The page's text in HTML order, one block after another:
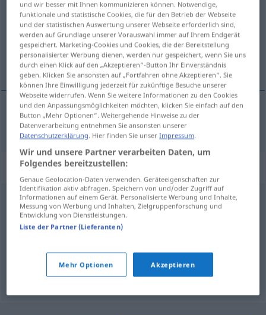
Übersicht aller Übersetzungen
(Für mehr Details die Übersetzung anklicken/antippen)
małpować
małpować nachäffen
Synonyme für "nachäffen"
nachmachen,imitieren,abkupfern (ugs.),nachahmen
veräppeln (ugs.)
und wir besser mit Ihnen kommunizieren können. Notwendige,
funktionale und statistische Cookies, die für den Betrieb der Webseite
und der statistischen Auswertung unserer Webseite erforderlich sind,
werden auf Grundlage unserer Vorauswahl immer auf Ihrem Endgerät
gespeichert. Marketing-Cookies und Cookies, die der Bereitstellung
personalisierter Werbung dienen, werden nur gespeichert, wenn Sie uns
durch einen Klick auf den „Akzeptieren“-Button Ihr Einverständnis
geben. Klicken Sie ansonsten auf „Fortfahren ohne Akzeptieren“. Sie
können Ihre Einwilligung jederzeit für zukünftige Besuche unserer
Webseite widerrufen. Wenn Sie weitere Informationen zu den Cookies
und den Anpassungsmöglichkeiten möchten, klicken Sie einfach auf den
Button „Mehr Optionen“. Weitergehende Hinweise zu der
Datenverarbeitung entnehmen Sie ansonsten unserer
Datenschutzerklärung. Hier finden Sie unserImpressum.
Wir und unsere Partner verarbeiten Daten, um
Folgendes bereitzustellen:
Genaue Geolocation-Daten verwenden. Geräteeigenschaften zur
Identifikation aktiv abfragen. Speichern von und/oder Zugriff auf
Informationen auf einem Gerät. Personalisierte Werbung und Inhalte,
Messung von Werbung und Inhalten, Zielgruppenforschung und
Entwicklung von Dienstleistungen.
Liste der Partner (Lieferanten)
Mehr Optionen Akzeptieren